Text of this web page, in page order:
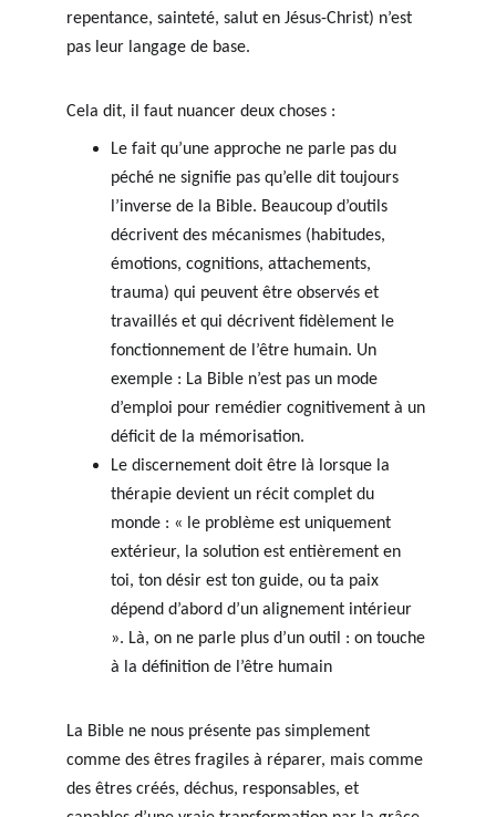
repentance, sainteté, salut en Jésus-Christ) n’est
pas leur langage de base.
Cela dit, il faut nuancer deux choses :
Le fait qu’une approche ne parle pas du
péché ne signifie pas qu’elle dit toujours
l’inverse de la Bible. Beaucoup d’outils
décrivent des mécanismes (habitudes,
émotions, cognitions, attachements,
trauma) qui peuvent être observés et
travaillés et qui décrivent fidèlement le
fonctionnement de l’être humain. Un
exemple : La Bible n’est pas un mode
d’emploi pour remédier cognitivement à un
déficit de la mémorisation.
Le discernement doit être là lorsque la
thérapie devient un récit complet du
monde : « le problème est uniquement
extérieur, la solution est entièrement en
toi, ton désir est ton guide, ou ta paix
dépend d’abord d’un alignement intérieur
». Là, on ne parle plus d’un outil : on touche
à la définition de l’être humain
La Bible ne nous présente pas simplement
comme des êtres fragiles à réparer, mais comme
des êtres créés, déchus, responsables, et